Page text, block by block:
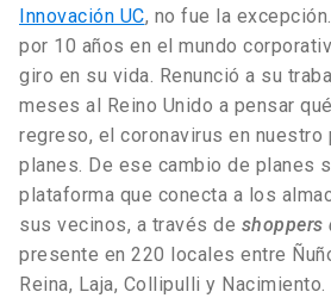
Innovación UC, no fue la
por 10 años en el mundo
giro en su vida. Renunció a su
meses al Reino Unido a pensar
regreso, el coronavirus en nuestro
planes. De ese cambio de planes
plataforma que conecta a los
sus vecinos, a través de shoppers
presente en 220 locales entre
Reina, Laja, Collipulli y Nacimiento.